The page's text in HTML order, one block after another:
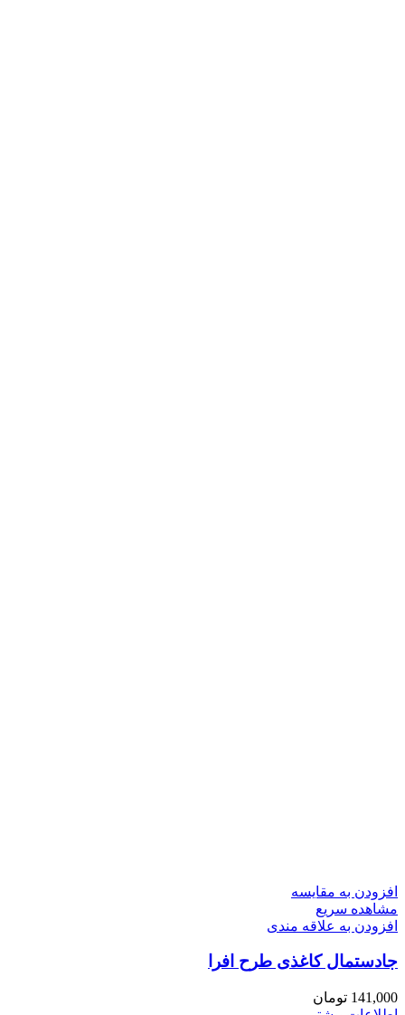
افزودن به مقایسه
مشاهده سریع
افزودن به علاقه مندی
جادستمال کاغذی طرح افرا
141,000 تومان